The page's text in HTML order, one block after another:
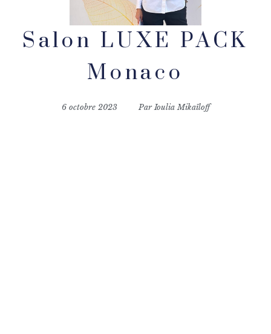
Salon LUXE PACK
Monaco
6 octobre 2023 ParIoulia Mikaïloff